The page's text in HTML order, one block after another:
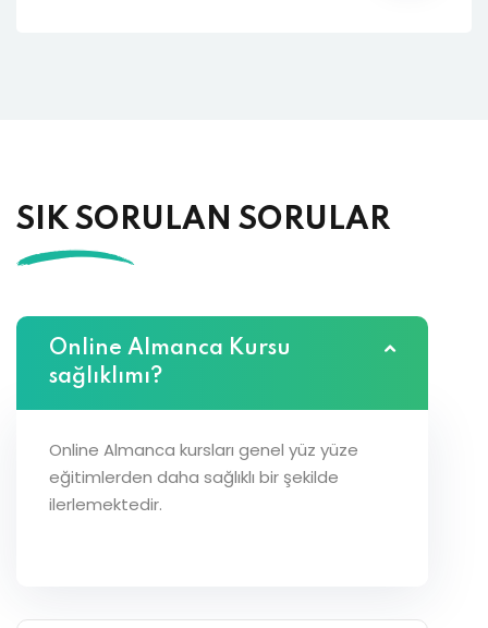
SIK SORULAN SORULAR
Online Almanca Kursu
sağlıklımı?
Online Almanca kursları genel yüz yüze
eğitimlerden daha sağlıklı bir şekilde
ilerlemektedir.